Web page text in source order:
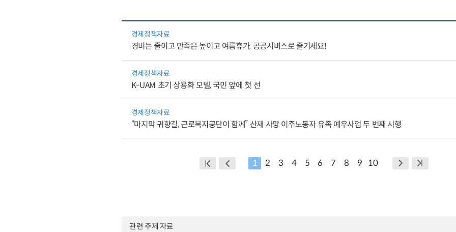
경제정책자료
경비는 줄이고 만족은 높이고 여름휴가, 공공서비스로 즐기세요!
경제정책자료
K-UAM 초기 상용화 모델, 국민 앞에 첫 선
경제정책자료
“마지막 귀향길, 근로복지공단이 함께” 산재 사망 이주노동자 유족 예우사업 두 번째 시행
1 2 3 4 5 6 7 8 9 10
관련 주제 자료